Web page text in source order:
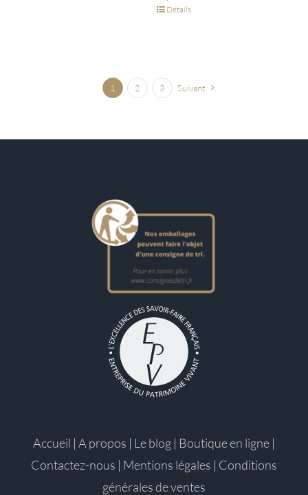
Détails
1 2 3 Suivant
Accueil | A propos | Le blog | Boutique en ligne |
Contactez-nous | Mentions légales | Conditions
générales de ventes